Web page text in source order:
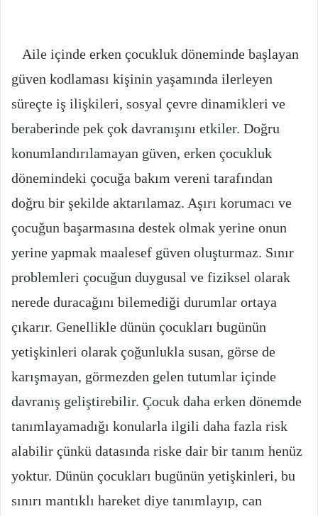
Aile içinde erken çocukluk döneminde başlayan
güven kodlaması kişinin yaşamında ilerleyen
süreçte iş ilişkileri, sosyal çevre dinamikleri ve
beraberinde pek çok davranışını etkiler. Doğru
konumlandırılamayan güven, erken çocukluk
dönemindeki çocuğa bakım vereni tarafından
doğru bir şekilde aktarılamaz. Aşırı korumacı ve
çocuğun başarmasına destek olmak yerine onun
yerine yapmak maalesef güven oluşturmaz. Sınır
problemleri çocuğun duygusal ve fiziksel olarak
nerede duracağını bilemediği durumlar ortaya
çıkarır. Genellikle dünün çocukları bugünün
yetişkinleri olarak çoğunlukla susan, görse de
karışmayan, görmezden gelen tutumlar içinde
davranış geliştirebilir. Çocuk daha erken dönemde
tanımlayamadığı konularla ilgili daha fazla risk
alabilir çünkü datasında riske dair bir tanım henüz
yoktur. Dünün çocukları bugünün yetişkinleri, bu
sınırı mantıklı hareket diye tanımlayıp, can